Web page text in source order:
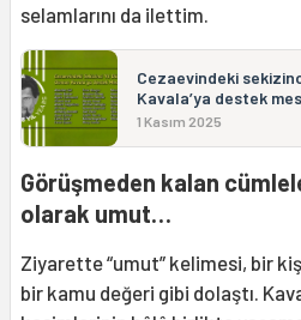
selamlarını da ilettim.
Cezaevindeki
Kavala’ya destek
1 Kasım 2025
Görüşmeden kalan
olarak umut…
Ziyarette “umut” kelimesi, bir
bir kamu değeri gibi dolaştı.